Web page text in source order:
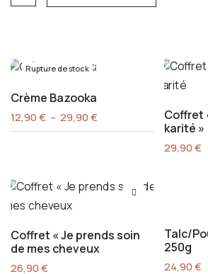
Rupture de stock
Crème Bazooka
12,90€ – 29,90€
Coffret
karité »
29,90€
Coffret « Je prends soin
de mes cheveux
26,90€
Talc/
250g
24,90€